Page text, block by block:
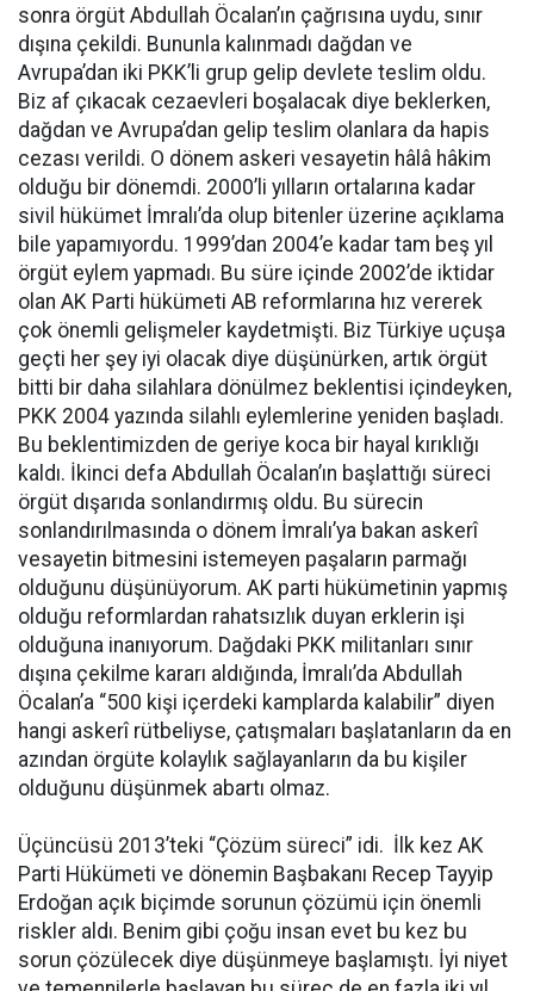
sonra örgüt Abdullah Öcalan’ın çağrısına uydu, sınır
dışına çekildi. Bununla kalınmadı dağdan ve
Avrupa’dan iki PKK’li grup gelip devlete teslim oldu.
Biz af çıkacak cezaevleri boşalacak diye beklerken,
dağdan ve Avrupa’dan gelip teslim olanlara da hapis
cezası verildi. O dönem askeri vesayetin hâlâ hâkim
olduğu bir dönemdi. 2000’li yılların ortalarına kadar
sivil hükümet İmralı’da olup bitenler üzerine açıklama
bile yapamıyordu. 1999’dan 2004’e kadar tam beş yıl
örgüt eylem yapmadı. Bu süre içinde 2002’de iktidar
olan AK Parti hükümeti AB reformlarına hız vererek
çok önemli gelişmeler kaydetmişti. Biz Türkiye uçuşa
geçti her şey iyi olacak diye düşünürken, artık örgüt
bitti bir daha silahlara dönülmez beklentisi içindeyken,
PKK 2004 yazında silahlı eylemlerine yeniden başladı.
Bu beklentimizden de geriye koca bir hayal kırıklığı
kaldı. İkinci defa Abdullah Öcalan’ın başlattığı süreci
örgüt dışarıda sonlandırmış oldu. Bu sürecin
sonlandırılmasında o dönem İmralı’ya bakan askerî
vesayetin bitmesini istemeyen paşaların parmağı
olduğunu düşünüyorum. AK parti hükümetinin yapmış
olduğu reformlardan rahatsızlık duyan erklerin işi
olduğuna inanıyorum. Dağdaki PKK militanları sınır
dışına çekilme kararı aldığında, İmralı’da Abdullah
Öcalan’a “500 kişi içerdeki kamplarda kalabilir” diyen
hangi askerî rütbeliyse, çatışmaları başlatanların da en
azından örgüte kolaylık sağlayanların da bu kişiler
olduğunu düşünmek abartı olmaz.
Üçüncüsü 2013’teki “Çözüm süreci” idi. İlk kez AK
Parti Hükümeti ve dönemin Başbakanı Recep Tayyip
Erdoğan açık biçimde sorunun çözümü için önemli
riskler aldı. Benim gibi çoğu insan evet bu kez bu
sorun çözülecek diye düşünmeye başlamıştı. İyi niyet